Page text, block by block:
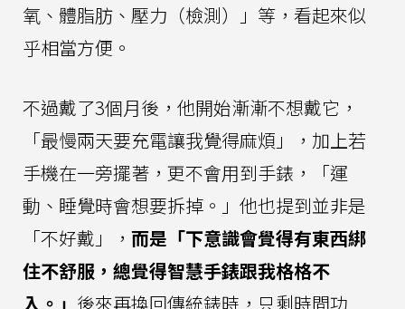
氧、體脂肪、壓力（檢測）」等，看起來似
乎相當方便。
不過戴了3個月後，他開始漸漸不想戴它，
「最慢兩天要充電讓我覺得麻煩」，加上若
手機在一旁擺著，更不會用到手錶，「運
動、睡覺時會想要拆掉。」他也提到並非是
「不好戴」， 而是「下意識會覺得有東西綁
住不舒服，總覺得智慧手錶跟我格格不
入。」 後來再換回傳統錶時，只剩時間功